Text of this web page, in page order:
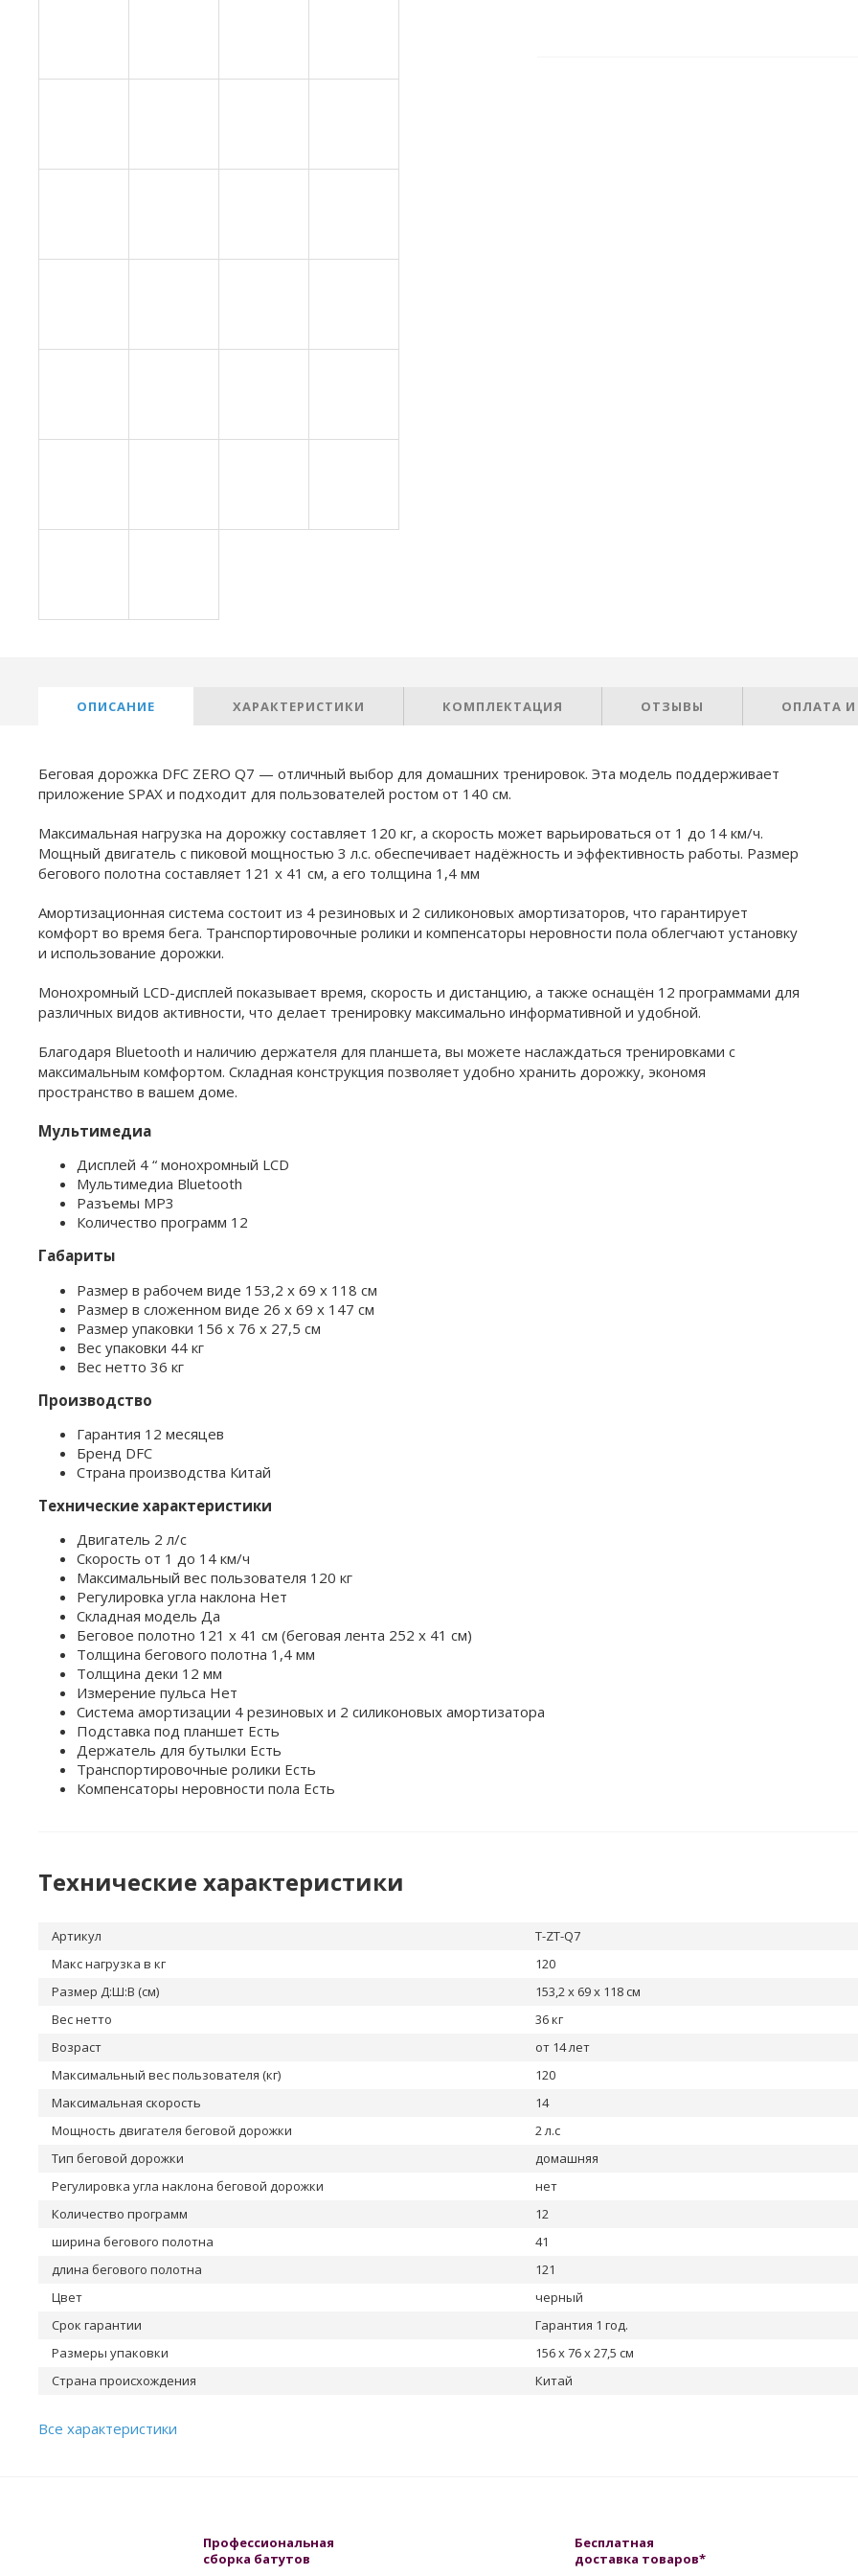
ОПИСАНИЕ ХАРАКТЕРИСТИКИ КОМПЛЕКТАЦИЯ ОТЗЫВЫ ОПЛАТА
Беговая дорожка DFC ZERO Q7 — отличный выбор для домашних тренировок. Эта модель поддерживает
приложение SPAX и подходит для пользователей ростом от 140 см.
Максимальная нагрузка на дорожку составляет 120 кг, а скорость может варьироваться от 1 до 14 км/ч.
Мощный двигатель с пиковой мощностью 3 л.с. обеспечивает надёжность и эффективность работы. Размер
бегового полотна составляет 121 х 41 см, а его толщина 1,4 мм
Амортизационная система состоит из 4 резиновых и 2 силиконовых амортизаторов, что гарантирует
комфорт во время бега. Транспортировочные ролики и компенсаторы неровности пола облегчают установку
и использование дорожки.
Монохромный LCD-дисплей показывает время, скорость и дистанцию, а также оснащён 12 программами для
различных видов активности, что делает тренировку максимально информативной и удобной.
Благодаря Bluetooth и наличию держателя для планшета, вы можете наслаждаться тренировками с
максимальным комфортом. Складная конструкция позволяет удобно хранить дорожку, экономя
пространство в вашем доме.
Мультимедиа
Дисплей 4 “ монохромный LCD
Мультимедиа Bluetooth
Разъемы MP3
Количество программ 12
Габариты
Размер в рабочем виде 153,2 х 69 х 118 см
Размер в сложенном виде 26 х 69 х 147 см
Размер упаковки 156 х 76 х 27,5 см
Вес упаковки 44 кг
Вес нетто 36 кг
Производство
Гарантия 12 месяцев
Бренд DFC
Страна производства Китай
Технические характеристики
Двигатель 2 л/с
Скорость от 1 до 14 км/ч
Максимальный вес пользователя 120 кг
Регулировка угла наклона Нет
Складная модель Да
Беговое полотно 121 х 41 см (беговая лента 252 х 41 см)
Толщина бегового полотна 1,4 мм
Толщина деки 12 мм
Измерение пульса Нет
Система амортизации 4 резиновых и 2 силиконовых амортизатора
Подставка под планшет Есть
Держатель для бутылки Есть
Транспортировочные ролики Есть
Компенсаторы неровности пола Есть
Технические характеристики
Артикул
T-ZT-Q7
Макс нагрузка в кг
120
Размер Д:Ш:В (см)
153,2 х 69 х 118 см
Вес нетто
36 кг
Возраст
от 14 лет
Максимальный вес пользователя (кг)
120
Максимальная скорость
14
Мощность двигателя беговой дорожки
2 л.с
Тип беговой дорожки
домашняя
Регулировка угла наклона беговой дорожки
нет
Количество программ
12
ширина бегового полотна
41
длина бегового полотна
121
Цвет
черный
Срок гарантии
Гарантия 1 год.
Размеры упаковки
156 х 76 х 27,5 см
Страна происхождения
Китай
Все характеристики
Профессиональная
сборка батутов
Бесплатная
доставка товаров*